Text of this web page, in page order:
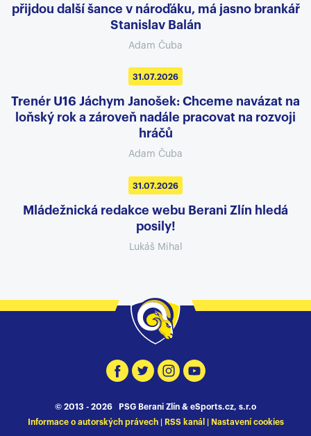
přijdou další šance v nároďáku, má jasno brankář
Stanislav Balán
Adam Čuba
31.07.2026
Trenér U16 Jáchym Janošek: Chceme navázat na
loňský rok a zároveň nadále pracovat na rozvoji
hráčů
Adam Čuba
31.07.2026
Mládežnická redakce webu Berani Zlín hledá
posily!
Lukáš Mihal
© 2013 - 2026 PSG Berani Zlín & eSports.cz, s.r.o
Informace o autorských právech| RSS kanál Nastavení cookies